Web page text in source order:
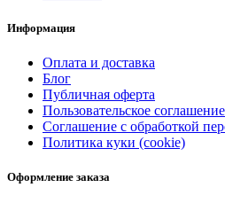
Информация
Оплата и доставка
Блог
Публичная оферта
Пользовательское соглашение
Соглашение с обработкой
Политика куки (cookie)
Оформление заказа